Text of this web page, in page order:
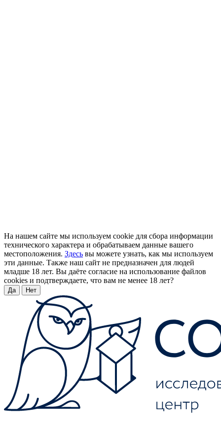
На нашем сайте мы используем cookie для сбора информации
технического характера и обрабатываем данные вашего
местоположения. Здесь вы можете узнать, как мы используем
эти данные. Также наш сайт не предназначен для людей
младше 18 лет. Вы даёте согласие на использование файлов
cookies и подтверждаете, что вам не менее 18 лет?
Да Нет